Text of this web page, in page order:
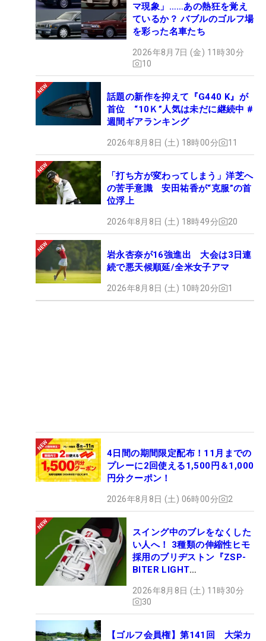
マ現象」……あの熱狂を覚え
ているか？ バブルのゴルフ場
を彩った名車たち
2026年8月7日 (金) 11時30分
10
話題の新作を抑えて『G440 K』が
首位 “10Ｋ”人気は未だに継続中 #
週間ギアランキング
2026年8月8日 (土) 18時00分 11
「打ち方が変わってしまう」洋芝へ
の苦手意識 安田祐香が“克服”の首
位浮上
2026年8月8日 (土) 18時49分 20
岩永杏奈が16強進出 大会は3日連
続で悪天候順延/全米女子アマ
2026年8月8日 (土) 10時20分 1
4日間の期間限定配布！11月までの
プレーに2回使える1,500円＆1,000
円分クーポン！
2026年8月8日 (土) 06時00分 2
スイング中のブレをなくした
い人へ！ 3種類の伸縮性ヒモ
採用のブリヂストン『ZSP-
BITER LIGHT
ュー
2026年8月8日 (土) 11時30分
30
【ゴルフ会員権】第141回 大栄カ